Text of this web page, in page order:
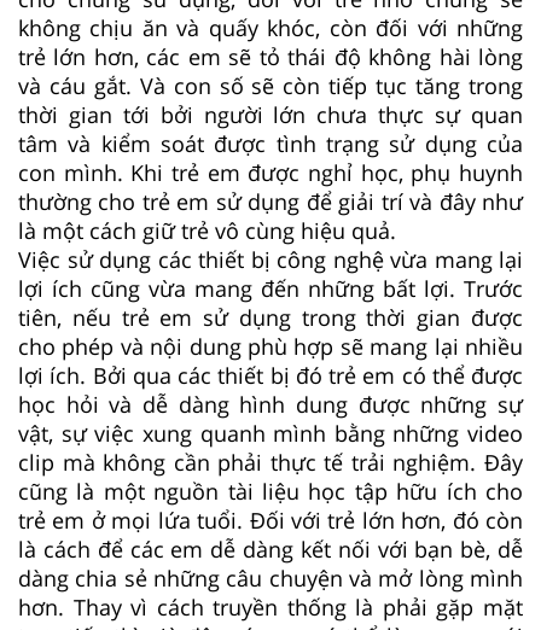
không chịu ăn và quấy khóc, còn đối với những
trẻ lớn hơn, các em sẽ tỏ thái độ không hài lòng
và cáu gắt. Và con số sẽ còn tiếp tục tăng trong
thời gian tới bởi người lớn chưa thực sự quan
tâm và kiểm soát được tình trạng sử dụng của
con mình. Khi trẻ em được nghỉ học, phụ huynh
thường cho trẻ em sử dụng để giải trí và đây như
là một cách giữ trẻ vô cùng hiệu quả.
Việc sử dụng các thiết bị công nghệ vừa mang lại
lợi ích cũng vừa mang đến những bất lợi. Trước
tiên, nếu trẻ em sử dụng trong thời gian được
cho phép và nội dung phù hợp sẽ mang lại nhiều
lợi ích. Bởi qua các thiết bị đó trẻ em có thể được
học hỏi và dễ dàng hình dung được những sự
vật, sự việc xung quanh mình bằng những video
clip mà không cần phải thực tế trải nghiệm. Đây
cũng là một nguồn tài liệu học tập hữu ích cho
trẻ em ở mọi lứa tuổi. Đối với trẻ lớn hơn, đó còn
là cách để các em dễ dàng kết nối với bạn bè, dễ
dàng chia sẻ những câu chuyện và mở lòng mình
hơn. Thay vì cách truyền thống là phải gặp mặt